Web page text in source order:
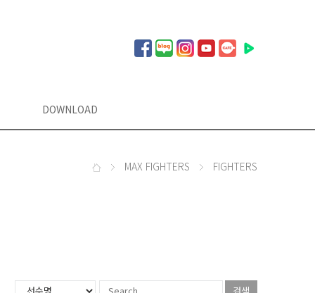
DOWNLOAD
MAX FIGHTERS FIGHTERS